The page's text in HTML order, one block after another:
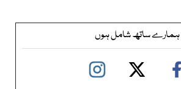
ہمارے ساتھ شامل ہوں